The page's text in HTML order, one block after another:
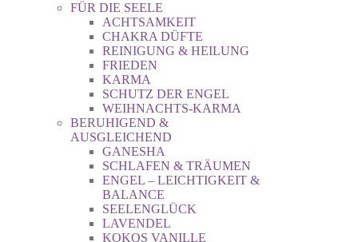
FÜR DIE SEELE
ACHTSAMKEIT
CHAKRA DÜFTE
REINIGUNG & HEILUNG
FRIEDEN
KARMA
SCHUTZ DER ENGEL
WEIHNACHTS-KARMA
BERUHIGEND &
AUSGLEICHEND
GANESHA
SCHLAFEN & TRÄUMEN
ENGEL – LEICHTIGKEIT &
BALANCE
SEELENGLÜCK
LAVENDEL
KOKOS VANILLE